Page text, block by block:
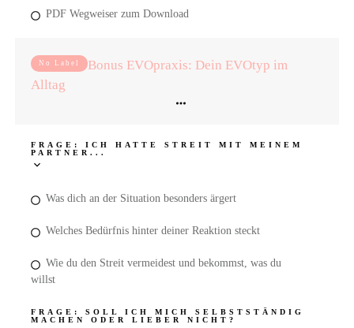
PDF Wegweiser zum Download
No Label
Bonus EVOpraxis: Dein EVOtyp im
Alltag
FRAGE: ICH HATTE STREIT MIT MEINEM
PARTNER...
Was dich an der Situation besonders ärgert
Welches Bedürfnis hinter deiner Reaktion steckt
Wie du den Streit vermeidest und bekommst, was du
willst
FRAGE: SOLL ICH MICH SELBSTSTÄNDIG
MACHEN ODER LIEBER NICHT?